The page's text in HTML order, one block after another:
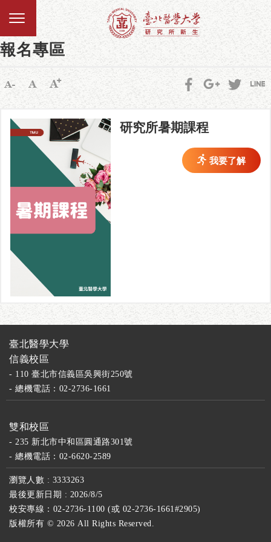
報名專區
研究所暑期課程
我要了解
臺北醫學大學
信義校區
- 110 臺北市信義區吳興街250號
- 總機電話：02-2736-1661
雙和校區
- 235 新北市中和區圓通路301號
- 總機電話：02-6620-2589
瀏覽人數 : 3333263
最後更新日期 : 2026/8/5
校安專線：02-2736-1100 (或 02-2736-1661#2905)
版權所有 © 2026 All Rights Reserved.